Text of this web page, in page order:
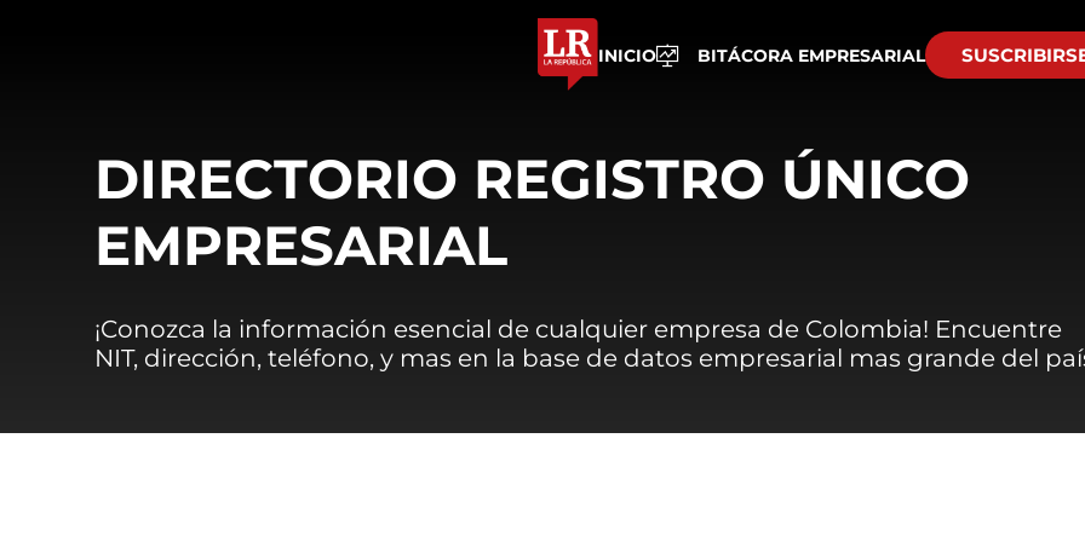
INICIO BITÁCORA EMPRESARIAL
DIRECTORIO REGISTRO ÚNICO
EMPRESARIAL
¡Conozca la información esencial de cualquier empresa de Colombia! Encuentre
NIT, dirección, teléfono, y mas en la base de datos empresarial mas grande del